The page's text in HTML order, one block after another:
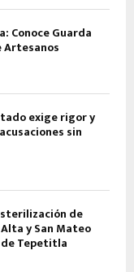
Conoce Guarda
Artesanos
exige rigor y
sin
de
y San Mateo
de Tepetitla